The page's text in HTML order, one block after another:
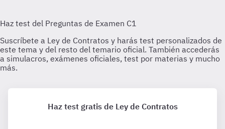
Haz test gratis de Ley de Contratos